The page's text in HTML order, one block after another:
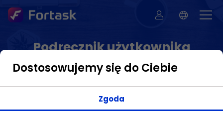
Podręcznik użytkownika
Kalendarz - Wprowadzenie
Dostosowujemy się do Ciebie
Zgoda